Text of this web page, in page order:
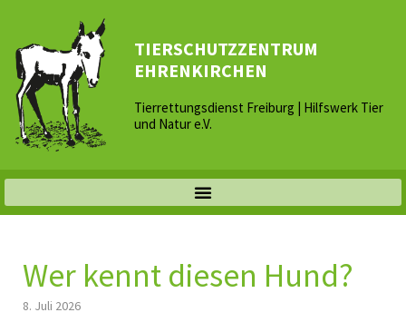
TIERSCHUTZZENTRUM
EHRENKIRCHEN
Tierrettungsdienst Freiburg | Hilfswerk Tier
und Natur e.V.
Wer kennt diesen Hund?
8. Juli 2026